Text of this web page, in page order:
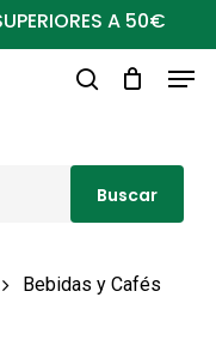
A 50€
Buscar
Bebidas y Cafés
Close